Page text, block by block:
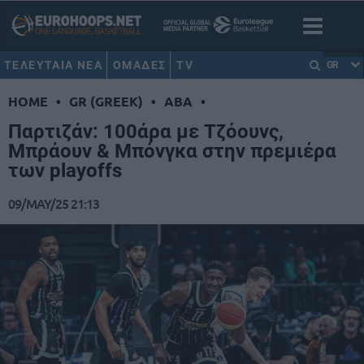
ΤΕΛΕΥΤΑΙΑ ΝΕΑ ΟΜΑΔΕΣ TV GR
HOME • GR (GREEK) • ABA •
Παρτιζάν: 100άρα με Τζόουνς,
Μπράουν & Μπόνγκα στην πρεμιέρα
των playoffs
09/MAY/25 21:13